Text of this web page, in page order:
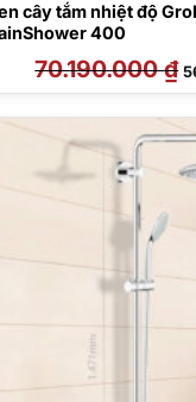
cây tắm nhiệt độ
400
70.190.000₫